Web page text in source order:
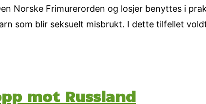
Norske Frimurerorden og losjer benyttes i
som blir seksuelt misbrukt. I dette tilfellet
mot Russland